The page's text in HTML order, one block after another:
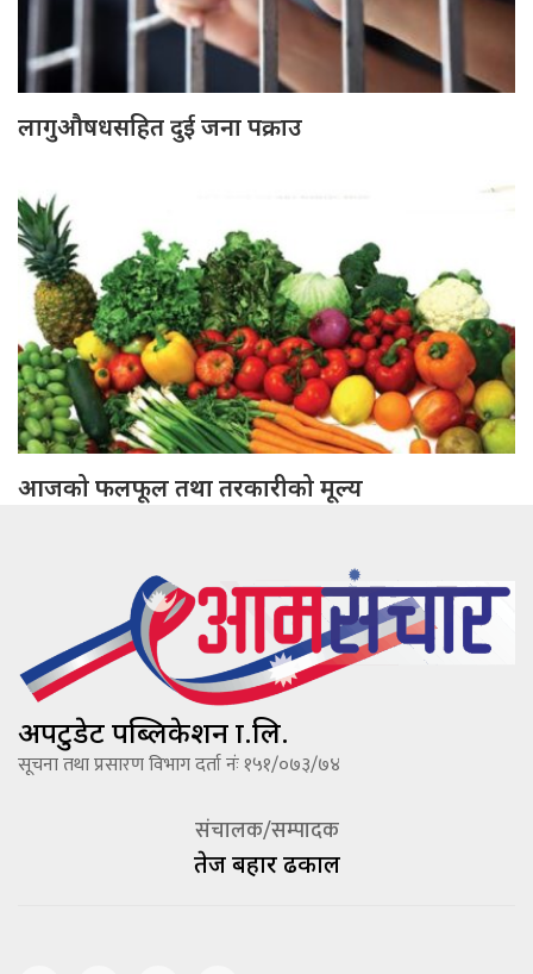
लागुऔषधसहित दुई जना पक्राउ
आजको फलफूल तथा तरकारीको मूल्य
अपटुडेट पब्लिकेशन प्रा.लि.
सूचना तथा प्रसारण विभाग दर्ता नंः १५१/०७३/७४
संचालक/सम्पादक
तेज बहादूर ढकाल